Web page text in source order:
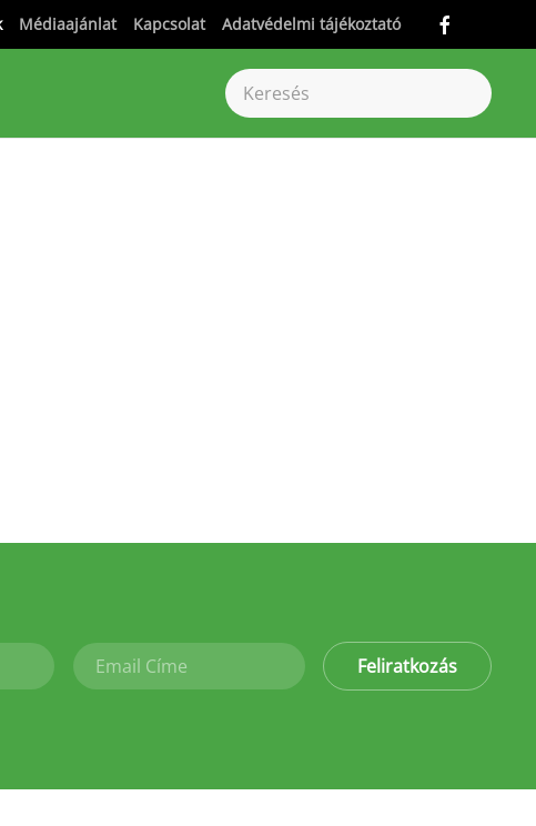
Médiaajánlat Kapcsolat Adatvédelmi tájékoztató
Feliratkozás